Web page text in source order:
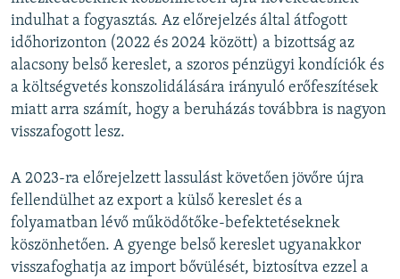
indulhat a fogyasztás. Az előrejelzés által átfogott
időhorizonton (2022 és 2024 között) a bizottság az
alacsony belső kereslet, a szoros pénzügyi kondíciók és
a költségvetés konszolidálására irányuló erőfeszítések
miatt arra számít, hogy a beruházás továbbra is nagyon
visszafogott lesz.
A 2023-ra előrejelzett lassulást követően jövőre újra
fellendülhet az export a külső kereslet és a
folyamatban lévő működőtőke-befektetéseknek
köszönhetően. A gyenge belső kereslet ugyanakkor
visszafoghatja az import bővülését, biztosítva ezzel a